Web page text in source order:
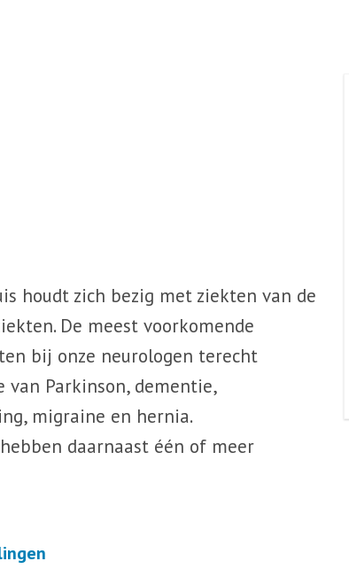
houdt zich bezig met ziekten van de
De meest voorkomende
bij onze neurologen terecht
Parkinson, dementie,
migraine en hernia.
daarnaast één of meer